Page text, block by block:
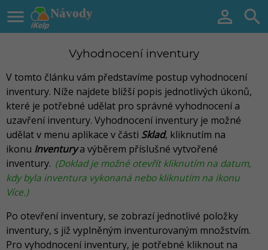
Návody
  
Vyhodnocení inventury
V tomto článku vám představíme postup vyhodnocení
inventury. Níže najdete bližší popis jednotlivých úkonů,
které je potřebné udělat pro správné vyhodnocení a
uzavření inventury. Vyhodnocení inventury je možné
udělat v menu aplikace v části Sklad, kliknutím na
ikonu Inventurya výběrem příslušné vytvořené
inventury. (Doklad je možné otevřít kliknutím na datum,
kdy byla inventura vykonaná nebo kliknutím na ikonu
Více.)
Po otevření inventury, se zobrazí jednotlivé položky
inventury, s již vyplněným inventurovaným množstvím.
Pro vyhodnocení inventury, je potřebné kliknout na